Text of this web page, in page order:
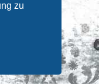
zu